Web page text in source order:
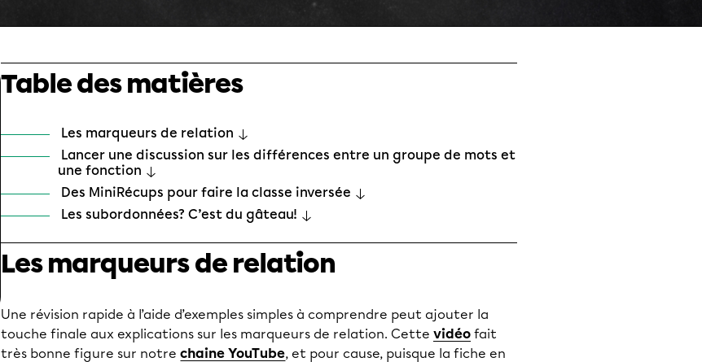
Table des matières
Les marqueurs de relation
Lancer une discussion sur les différences entre un groupe de mots et
une fonction
Des MiniRécups pour faire la classe inversée
Les subordonnées? C’est du gâteau!
Les marqueurs de relation
Une révision rapide à l’aide d’exemples simples à comprendre peut ajouter la
touche finale aux explications sur les marqueurs de relation. Cette vidéo fait
très bonne figure sur notre chaine YouTube, et pour cause, puisque la fiche en